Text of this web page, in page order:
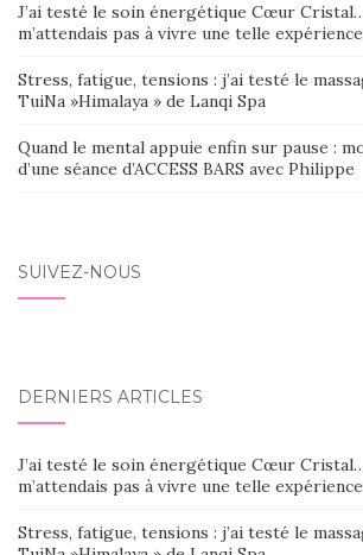
J’ai testé le soin énergétique Cœur
m’attendais pas à vivre une telle expérience
Stress, fatigue, tensions : j’ai testé le
TuiNa »Himalaya » de Lanqi Spa
Quand le mental appuie enfin sur pause :
d’une séance d’ACCESS BARS avec Philippe
SUIVEZ-NOUS
DERNIERS ARTICLES
J’ai testé le soin énergétique Cœur
m’attendais pas à vivre une telle expérience
Stress, fatigue, tensions : j’ai testé le